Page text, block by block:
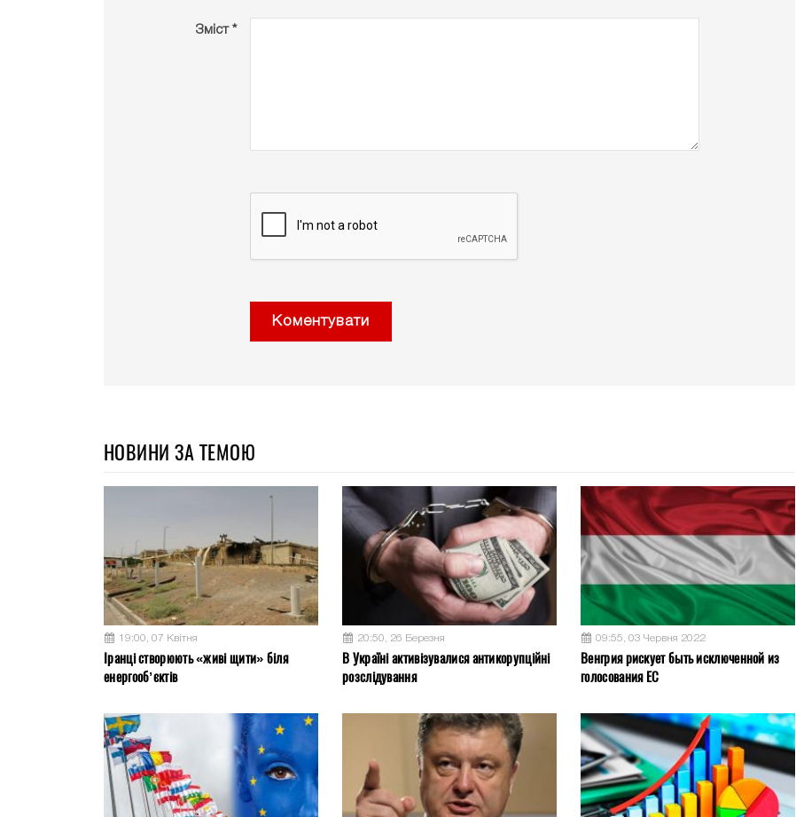
Зміст *
Коментувати
НОВИНИ ЗА ТЕМОЮ
19:00, 07 Квітня
Іранці створюють «живі щити» біля
енергооб’єктів
20:50, 26 Березня
В Україні активізувалися антикорупційні
розслідування
09:55, 03 Червня 2022
Венгрия рискует быть исключенной из
голосования ЕС